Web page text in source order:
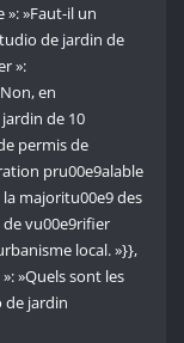
»: »Faut-il un
de jardin de
»:
en
de 10
permis de
pru00e9alable
majoritu00e9 des
vu00e9rifier
local. »}},
»Quels sont les
de jardin